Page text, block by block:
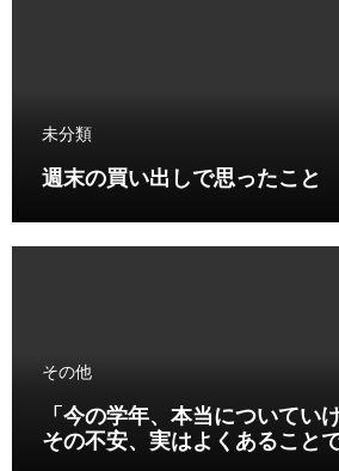
未分類
週末の買い出しで思ったこと
その他
「今の学年、本当についてい
その不安、実はよくあること